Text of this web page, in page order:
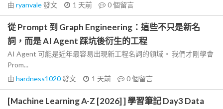
由 ryanvale發文 1 天前 0個留言
從 Prompt 到 Graph Engineering：這些不只是新名
詞，而是 AI Agent 踩坑後衍生的工程
AI Agent 可能是近年最容易出現新工程名詞的領域。 我們才剛學會
Prom...
由 hardness1020發文 1 天前 0個留言
[Machine Learning A-Z [2026] ] 學習筆記 Day3 Data